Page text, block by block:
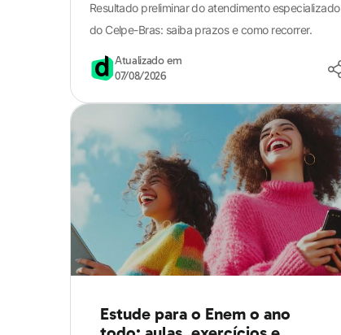
Resultado preliminar do atendimento especializado
do Celpe-Bras: saiba prazos e como recorrer.
Atualizado em
07/08/2026
Estude para o Enem o ano